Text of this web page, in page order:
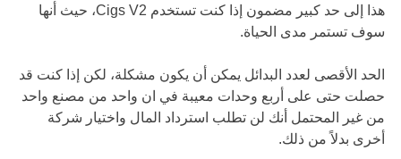
هذا إلى حد كبير مضمون إذا كنت تستخدم Cigs V2، حيث أنها
سوف تستمر مدى الحياة.
الحد الأقصى لعدد البدائل يمكن أن يكون مشكلة، لكن إذا كنت قد
حصلت حتى على أربع وحدات معيبة في ان واحد من مصنع واحد
من غير المحتمل أنك لن تطلب استرداد المال واختيار شركة
أخرى بدلاً من ذلك.